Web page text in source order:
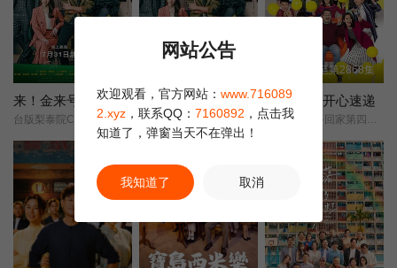
第25集
来！金来号
台版梨泰院Class/Fired Up/
来！金来号！
台版梨泰院Class/Fired Up/
更新至第2868集
爱·回家之开心速递
开心速递/爱·回家第四季/Come Home Love: Happy Courier/(Come Home Love: Lo and Behold/
网站公告
欢迎观看，官方网站： www.716089
2.xyz ，联系QQ： 7160892 ，点击我
知道了，弹窗当天不在弹出！
我知道了 取消